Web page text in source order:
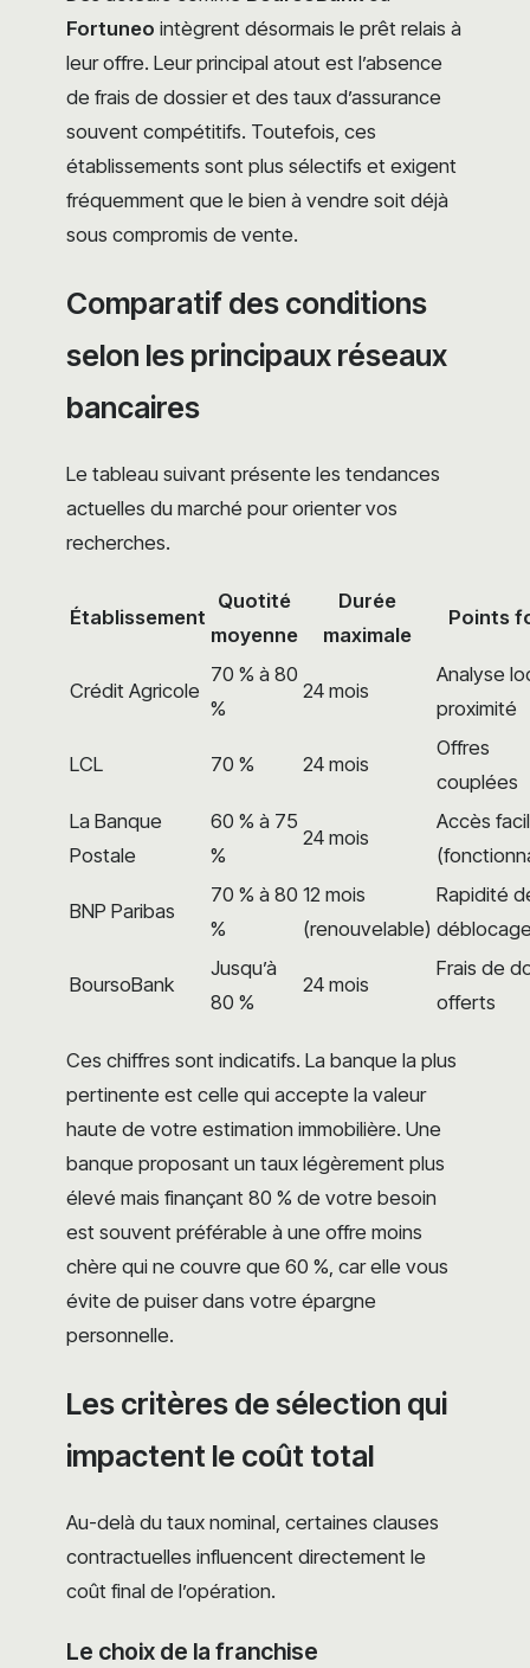
Fortuneo intègrent désormais le prêt relais à
leur offre. Leur principal atout est l’absence
de frais de dossier et des taux d’assurance
souvent compétitifs. Toutefois, ces
établissements sont plus sélectifs et exigent
fréquemment que le bien à vendre soit déjà
sous compromis de vente.
Comparatif des conditions
selon les principaux réseaux
bancaires
Le tableau suivant présente les tendances
actuelles du marché pour orienter vos
recherches.
Établissement
Quotité
moyenne
Durée
maximale
Points
Crédit Agricole
70 % à 80
%
24 mois
Analyse
proximité
LCL 70 % 24 mois
Offres
couplées
La Banque
Postale
60 % à 75
%
24 mois
Accès
BNP Paribas
70 % à 80
%
12 mois
(renouvelable)
Rapidité
BoursoBank
Jusqu’à
80 %
24 mois
Frais de
offerts
Ces chiffres sont indicatifs. La banque la plus
pertinente est celle qui accepte la valeur
haute de votre estimation immobilière. Une
banque proposant un taux légèrement plus
élevé mais finançant 80 % de votre besoin
est souvent préférable à une offre moins
chère qui ne couvre que 60 %, car elle vous
évite de puiser dans votre épargne
personnelle.
Les critères de sélection qui
impactent le coût total
Au-delà du taux nominal, certaines clauses
contractuelles influencent directement le
coût final de l’opération.
Le choix de la franchise